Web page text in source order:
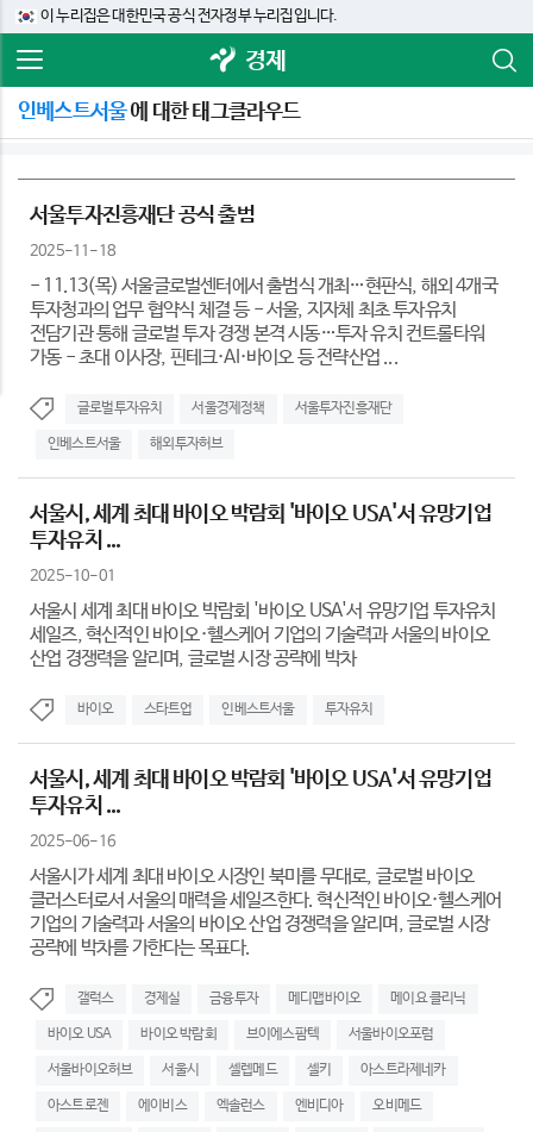
이 누리집은 대한민국 공식 전자정부 누리집입니다.
경제
인베스트서울에 대한 태그클라우드
서울투자진흥재단 공식 출범
2025-11-18
- 11.13(목) 서울글로벌센터에서 출범식 개최…현판식, 해외 4개국
투자청과의 업무 협약식 체결 등 - 서울, 지자체 최초 투자유치
전담기관 통해 글로벌 투자 경쟁 본격 시동…투자 유치 컨트롤타워
가동 - 초대 이사장, 핀테크·AI·바이오 등 전략산업 ...
글로벌투자유치 서울경제정책 서울투자진흥재단
인베스트서울 해외투자허브
서울시, 세계 최대 바이오 박람회 '바이오 USA'서 유망기업
투자유치 ...
2025-10-01
서울시 세계 최대 바이오 박람회 '바이오 USA'서 유망기업 투자유치
세일즈, 혁신적인 바이오·헬스케어 기업의 기술력과 서울의 바이오
산업 경쟁력을 알리며, 글로벌 시장 공략에 박차
바이오 스타트업 인베스트서울 투자유치
서울시, 세계 최대 바이오 박람회 '바이오 USA'서 유망기업
투자유치 ...
2025-06-16
서울시가 세계 최대 바이오 시장인 북미를 무대로, 글로벌 바이오
클러스터로서 서울의 매력을 세일즈한다. 혁신적인 바이오·헬스케어
기업의 기술력과 서울의 바이오 산업 경쟁력을 알리며, 글로벌 시장
공략에 박차를 가한다는 목표다.
갤럭스 경제실 금융투자 메디맵바이오 메이요 클리닉
바이오 USA 바이오 박람회 브이에스팜텍 서울바이오포럼
서울바이오허브 서울시 셀렙메드 셀키 아스트라제네카
아스트로젠 에이비스 엑솔런스 엔비디아 오비메드